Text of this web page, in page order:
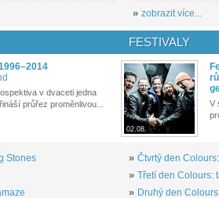
» zobrazit více...
v dvaceti jedna
průřez proměnlivou...
Stones
FESTIVALY
02.08.
V
» Čtvrtý den
» Třetí den Colours:
» Druhý den